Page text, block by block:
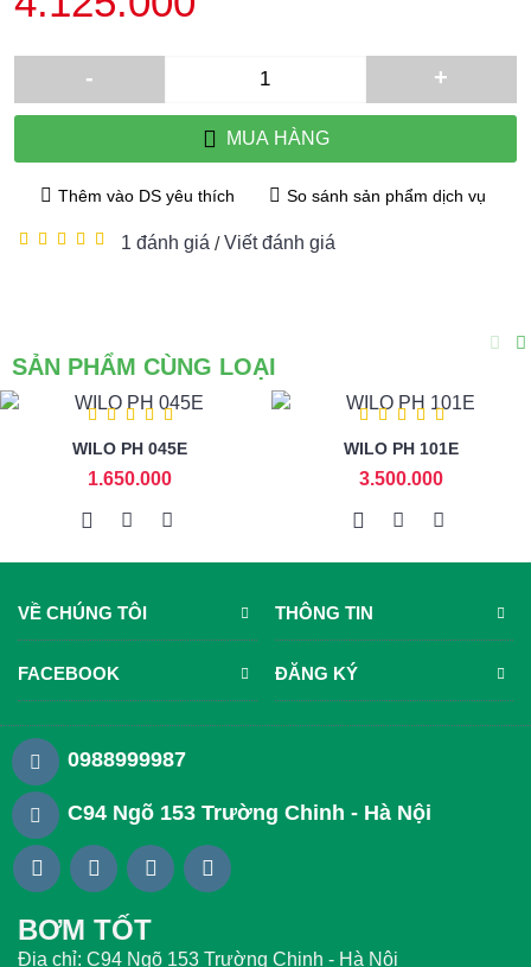
- +
MUA HÀNG
Thêm vào DS yêu thích So sánh sản phẩm dịch vụ
1 đánh giá /Viết đánh giá
SẢN PHẨM CÙNG LOẠI
WILO PH 045E
1.650.000
WILO PH 101E
3.500.000
VỀ CHÚNG TÔI THÔNG TIN
FACEBOOK ĐĂNG KÝ
0988999987
C94 Ngõ 153 Trường Chinh - Hà Nội
BƠM TỐT
Địa chỉ: C94 Ngõ 153 Trường Chinh - Hà Nội